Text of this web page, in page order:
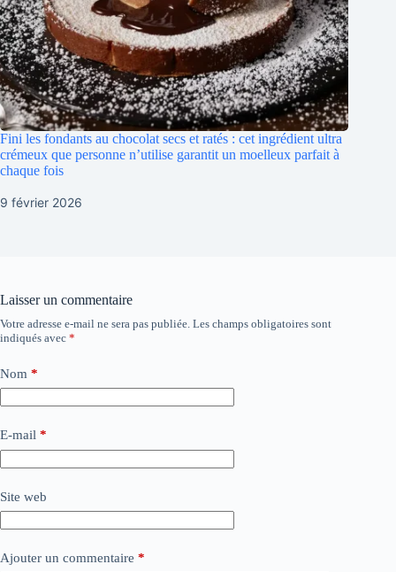
Fini les fondants au chocolat secs et ratés : cet ingrédient ultra
crémeux que personne n’utilise garantit un moelleux parfait à
chaque fois
9 février 2026
Laisser un commentaire
Votre adresse e-mail ne sera pas publiée. Les champs obligatoires sont
indiqués avec *
Nom *
E-mail *
Site web
Ajouter un commentaire *